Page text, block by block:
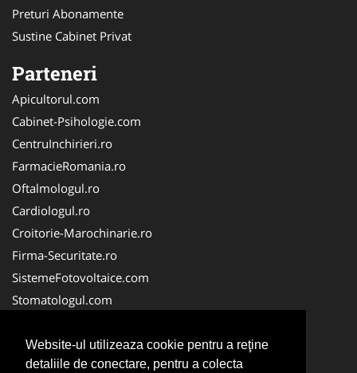
Website-ul utilizeaza cookie pentru a reţine
detaliile de conectare, pentru a colecta
Preturi Abonamente
Sustine Cabinet Privat
Parteneri
Apicultorul.com
Cabinet-Psihologie.com
CentruInchirieri.ro
FarmacieRomania.ro
Oftalmologul.ro
Cardiologul.ro
Croitorie-Marochinarie.ro
Firma-Securitate.ro
SistemeFotovoltaice.com
Stomatologul.com
Birouri-Cadastru.ro
Cabinet-Individual.ro